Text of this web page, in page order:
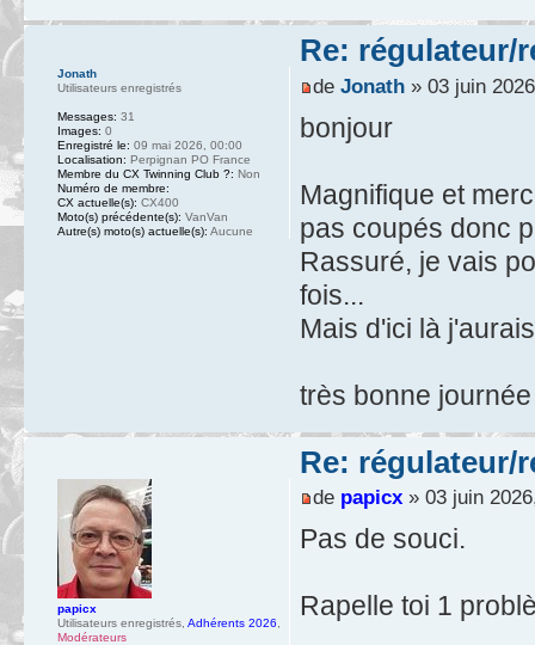
Re: régulateur/
de Jonath» 03 juin
bonjour
Magnifique et
pas coupés donc
Rassuré, je vais
fois...
Mais d'ici là
très bonne journée
Jonath
Utilisateurs enregistrés
Messages: 31
Images: 0
Enregistré le: 09 mai 2026, 00:00
Localisation: Perpignan PO France
Membre du CX Twinning Club ?: Non
Numéro de membre:
CX actuelle(s): CX400
Moto(s) précédente(s): VanVan
Autre(s) moto(s) actuelle(s): Aucune
Re: régulateur/
de papicx» 03 juin
Pas de souci.
Rapelle toi 1
papicx
Utilisateurs enregistrés Adhérents 2026
Modérateurs